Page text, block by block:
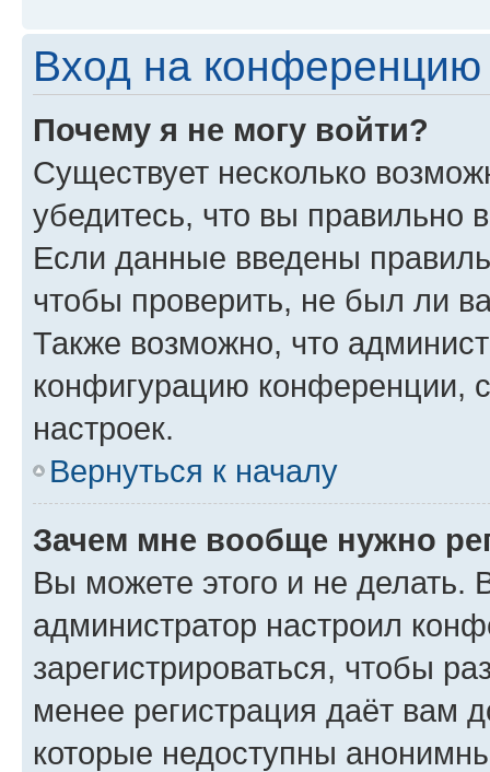
Вход на конференцию
Почему я не могу войти?
Существует несколько
убедитесь, что вы правильно
Если данные введены
чтобы проверить, не был ли
Также возможно, что
конфигурацию конференции,
настроек.
Вернуться к началу
Зачем мне вообще нужно
Вы можете этого и не делать.
администратор настроил
зарегистрироваться, чтобы
менее регистрация даёт вам
которые недоступны